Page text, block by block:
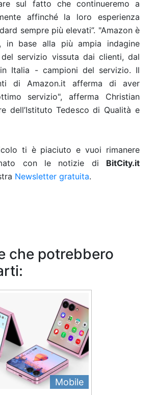
sul fatto che continueremo a
affinché la loro esperienza
sempre più elevati”. "Amazon è
in base alla più ampia indagine
del servizio vissuta dai clienti, dal
Italia - campioni del servizio. Il
di Amazon.it afferma di aver
servizio", afferma Christian
dell’Istituto Tedesco di Qualità e
ti è piaciuto e vuoi rimanere
con le notizie di BitCity.it
Newsletter gratuita.
che potrebbero
Mobile